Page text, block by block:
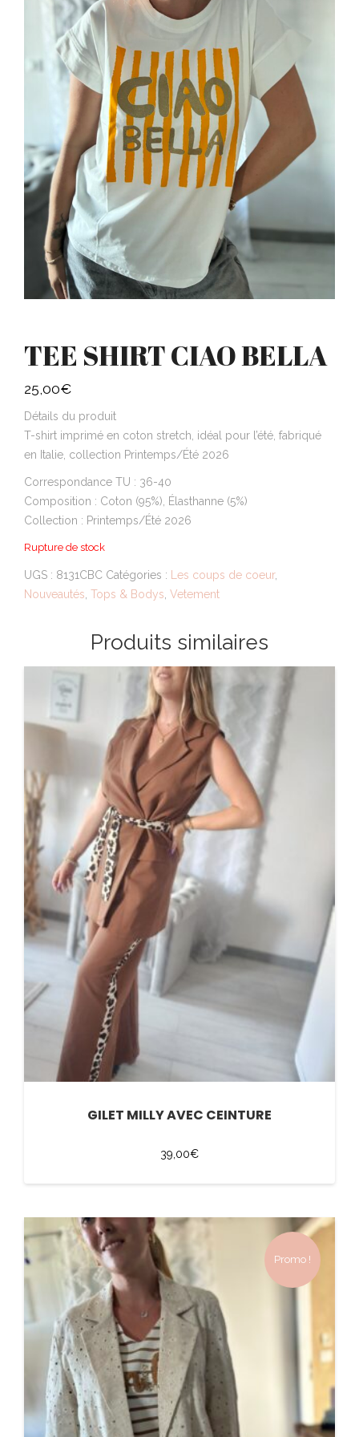
TEE SHIRT CIAO BELLA
25,00€
Détails du produit
T-shirt imprimé en coton stretch, idéal pour l’été, fabriqué
en Italie, collection Printemps/Été 2026
Correspondance TU : 36-40
Composition : Coton (95%), Élasthanne (5%)
Collection : Printemps/Été 2026
Rupture de stock
UGS : 8131CBC Catégories : Les coups de coeur,
Nouveautés, Tops & Bodys, Vetement
Produits similaires
GILET MILLY AVEC CEINTURE
39,00€
Promo !